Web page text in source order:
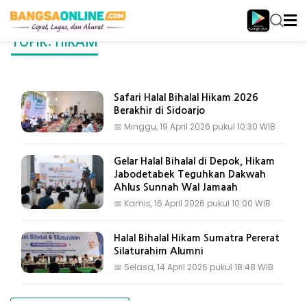
TOPIK: HIKAM
Safari Halal Bihalal Hikam 2026
Berakhir di Sidoarjo
📅 Minggu, 19 April 2026 pukul 10:30 WIB
Gelar Halal Bihalal di Depok, Hikam
Jabodetabek Teguhkan Dakwah
Ahlus Sunnah Wal Jamaah
📅 Kamis, 16 April 2026 pukul 10:00 WIB
Halal Bihalal Hikam Sumatra Pererat
Silaturahim Alumni
📅 Selasa, 14 April 2026 pukul 18:48 WIB